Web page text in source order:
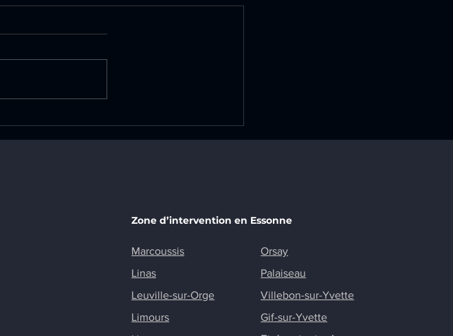
Zone d’intervention en Essonne
Marcoussis
Linas
Leuville-sur-Orge
Limours
Orsay
Palaiseau
Villebon-sur-Yvette
Gif-sur-Yvette